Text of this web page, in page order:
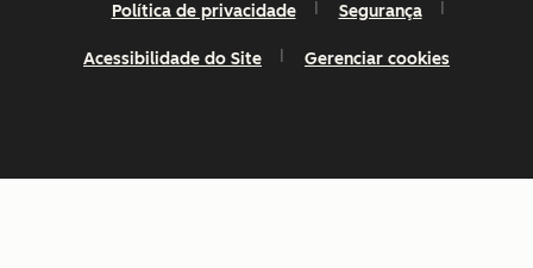
Política de privacidade Segurança
Acessibilidade do Site Gerenciar cookies